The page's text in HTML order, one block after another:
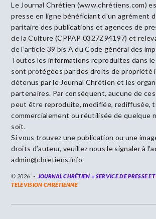
Le Journal Chrétien (www.chrétiens.com)
presse en ligne bénéficiant d’un agrément
paritaire des publications et agences de
de la Culture (CPPAP 0327Z94197) et
de l’article 39 bis A du Code général des
Toutes les informations reproduites dans
sont protégées par des droits de propriété
détenus par le Journal Chrétien et les
partenaires. Par conséquent, aucune de
peut être reproduite, modifiée, rediffusée,
commercialement ou réutilisée de quelque
soit.
Si vous trouvez une publication ou une
droits d’auteur, veuillez nous le signaler à
admin@chretiens.info
© 2026 JOURNAL CHRÉTIEN = SERVICE DE PRESSE ET
TELEVISION CHRETIENNE